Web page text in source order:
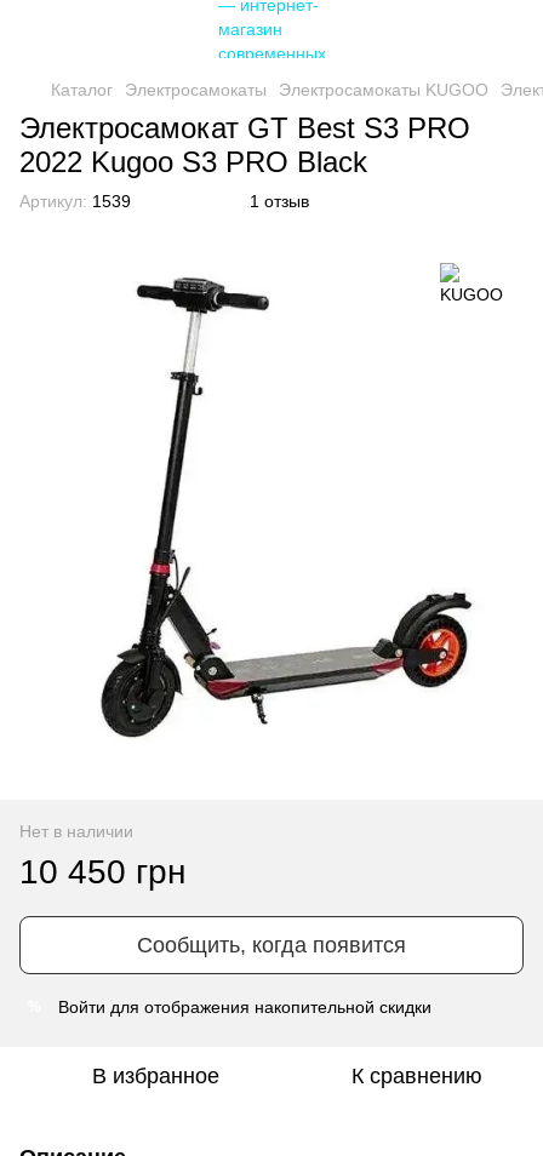
Каталог Электросамокаты Электросамокаты KUGOO
Электросамокат GT Best S3 PRO
2022 Kugoo S3 PRO Black
Артикул: 1539 1 отзыв
Нет в наличии
10 450 грн
Сообщить, когда появится
Войти для отображения накопительной скидки
В избранное К сравнению